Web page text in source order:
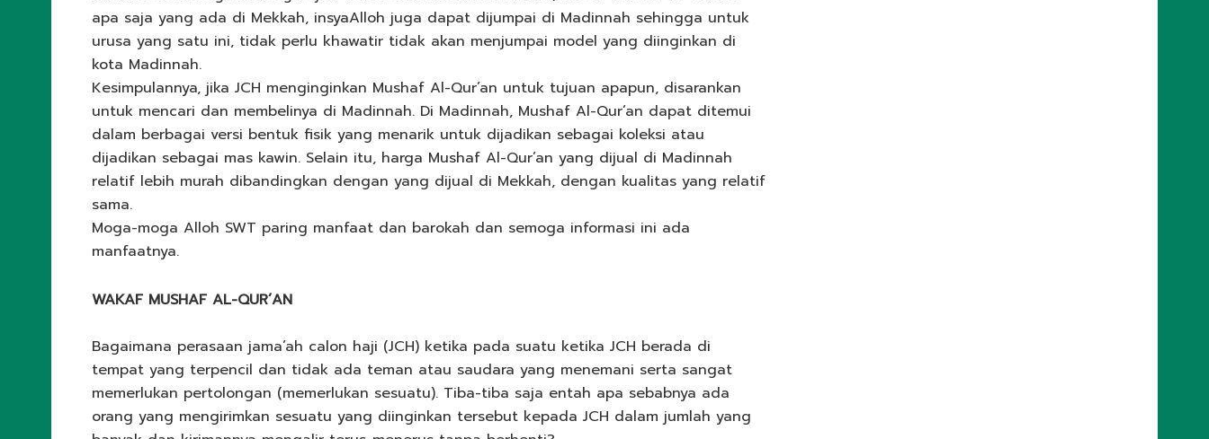
apa saja yang ada di Mekkah, insyaAlloh juga dapat dijumpai di Madinnah sehingga untuk
urusa yang satu ini, tidak perlu khawatir tidak akan menjumpai model yang diinginkan di
kota Madinnah.
Kesimpulannya, jika JCH menginginkan Mushaf Al-Qur’an untuk tujuan apapun, disarankan
untuk mencari dan membelinya di Madinnah. Di Madinnah, Mushaf Al-Qur’an dapat ditemui
dalam berbagai versi bentuk fisik yang menarik untuk dijadikan sebagai koleksi atau
dijadikan sebagai mas kawin. Selain itu, harga Mushaf Al-Qur’an yang dijual di Madinnah
relatif lebih murah dibandingkan dengan yang dijual di Mekkah, dengan kualitas yang relatif
sama.
Moga-moga Alloh SWT paring manfaat dan barokah dan semoga informasi ini ada
manfaatnya.
WAKAF MUSHAF AL-QUR’AN
Bagaimana perasaan jama’ah calon haji (JCH) ketika pada suatu ketika JCH berada di
tempat yang terpencil dan tidak ada teman atau saudara yang menemani serta sangat
memerlukan pertolongan (memerlukan sesuatu). Tiba-tiba saja entah apa sebabnya ada
orang yang mengirimkan sesuatu yang diinginkan tersebut kepada JCH dalam jumlah yang